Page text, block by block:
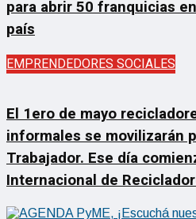
para abrir 50 franquicias
país
EMPRENDEDORES SOCIALES
El 1ero de mayo
informales se movilizarán
Trabajador. Ese día
Internacional de